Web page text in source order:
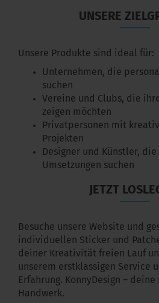
UNSERE
Unsere Produkte sind ideal für:
Unternehmen, die
suchen
Vereine und Clubs, die
zeigen möchten
Privatpersonen mit
Projekten
Designer und Künstler,
Umsetzungen suchen
JETZT
Besuche unsere Website und
individuellen Sticker und
deiner Kreativität freien Lauf
unserem erstklassigen Service
Erfahrung. KonnyDesign –
Handwerk.